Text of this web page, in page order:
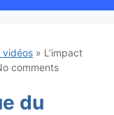
vidéos » L’impact
comments
du